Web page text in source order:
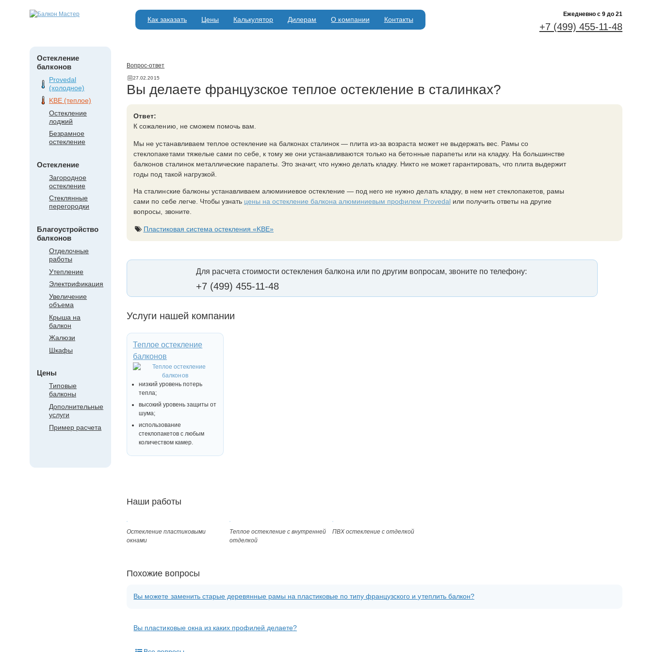
Как заказать Цены Калькулятор Дилерам О компании Контакты
Ежедневно c 9 до 21
+7 (499) 455-11-48
Остекление
балконов
Provedal
(холодное)
KBE (теплое)
Остекление
лоджий
Безрамное
остекление
Остекление
Загородное
остекление
Стеклянные
перегородки
Благоустройство
балконов
Отделочные
работы
Утепление
Электрификация
Увеличение
объема
Крыша на
балкон
Жалюзи
Шкафы
Цены
Типовые
балконы
Дополнительные
услуги
Пример расчета
Вопрос-ответ
27.02.2015
Вы делаете французское теплое остекление в сталинках?
Ответ:
К сожалению, не сможем помочь вам.
Мы не устанавливаем теплое остекление на балконах сталинок — плита из-за возраста может не выдержать вес. Рамы со
стеклопакетами тяжелые сами по себе, к тому же они устанавливаются только на бетонные парапеты или на кладку. На большинстве
балконов сталинок металлические парапеты. Это значит, что нужно делать кладку. Никто не может гарантировать, что плита выдержит
годы под такой нагрузкой.
На сталинские балконы устанавливаем алюминиевое остекление — под него не нужно делать кладку, в нем нет стеклопакетов, рамы
сами по себе легче. Чтобы узнать цены на остекление балкона алюминиевым профилем Provedalили получить ответы на другие
вопросы, звоните.
Пластиковая система остекления «KBE»
Для расчета стоимости остекления балкона или по другим вопросам, звоните по телефону:
+7 (499) 455-11-48
Услуги нашей компании
Теплое остекление
балконов
низкий уровень потерь
тепла;
высокий уровень защиты от
шума;
использование
стеклопакетов с любым
количеством камер.
Наши работы
Остекление пластиковыми
окнами
Теплое остекление с внутренней
отделкой
ПВХ остекление с отделкой
Похожие вопросы
Вы можете заменить старые деревянные рамы на пластиковые по типу французского и утеплить балкон?
Вы пластиковые окна из каких профилей делаете?